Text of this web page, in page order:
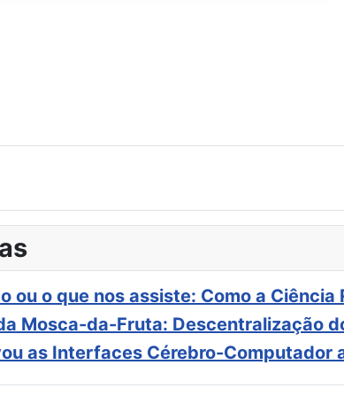
ou o que nos assiste: Como a
Mosca-da-Fruta: Descentralização
as Interfaces Cérebro-Computador